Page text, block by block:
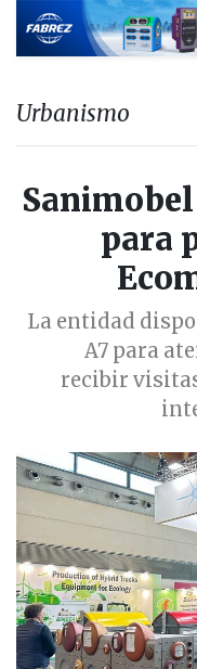
Urbanismo
para
La entidad
A7 para
recibir